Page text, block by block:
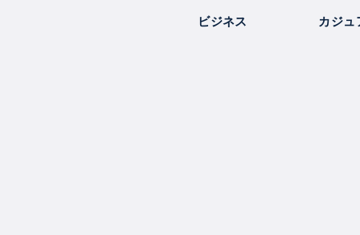
ビジネス カジュ